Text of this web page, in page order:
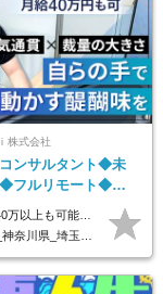
株式会社
ンサルタント◆未
フルリモート◆フ
◆10時出勤・16時
残業月10時間以内
験・スキルを考慮のうえ決定します ※給与にはみなし残業代40時間分を含む。そのほか詳細に関しては別途面接時にご説明します ※試用期間3ヵ月あり。期間中の雇用形態・条件などに差異はありません
山梨県_長野県_富山県_石川県_福井県_静岡県_岐阜県_三重県_兵庫県_京都府_滋賀県_奈良県_和歌山県_広島県_岡山県_鳥取県_島根県_山口県_徳島県_香川県_愛媛県_高知県_福岡県_熊本県_佐賀県_長崎県_大分県_宮崎県_鹿児島県_沖縄県